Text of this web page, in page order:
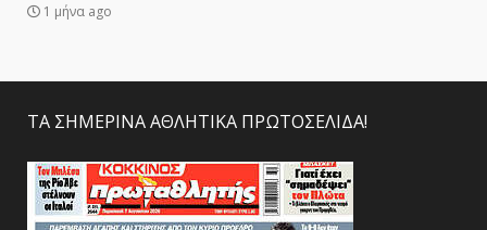
1 μήνα ago
ΤΑ ΣΗΜΕΡΙΝΑ ΑΘΛΗΤΙΚΑ ΠΡΩΤΟΣΕΛΙΔΑ!